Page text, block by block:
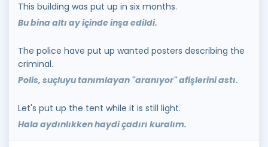
This building was put up in six months.
Bu bina altı ay içinde inşa edildi.
The police have put up wanted posters describing the
criminal.
Polis, suçluyu tanımlayan "aranıyor" afişlerini astı.
Let's put up the tent while it is still light.
Hala aydınlıkken haydi çadırı kuralım.